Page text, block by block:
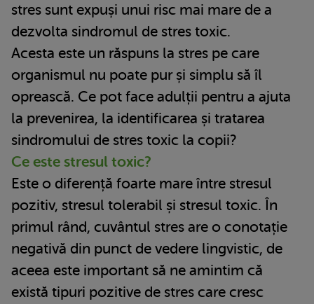
stres sunt expuși unui risc mai mare de a
dezvolta sindromul de stres toxic.
Acesta este un răspuns la stres pe care
organismul nu poate pur și simplu să îl
oprească. Ce pot face adulții pentru a ajuta
la prevenirea, la identificarea și tratarea
sindromului de stres toxic la copii?
Ce este stresul toxic?
Este o diferență foarte mare între stresul
pozitiv, stresul tolerabil și stresul toxic. În
primul rând, cuvântul stres are o conotație
negativă din punct de vedere lingvistic, de
aceea este important să ne amintim că
există tipuri pozitive de stres care cresc